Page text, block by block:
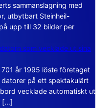
sammanslagning med
utbytbart Steinheil-
upp till 32 bilder per
som vecklade ut sina
år 1995 löste företaget
på ett spektakulärt
vecklade automatiskt ut
[…]